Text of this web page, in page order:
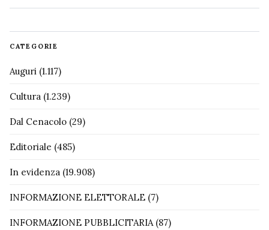
CATEGORIE
Auguri (1.117)
Cultura (1.239)
Dal Cenacolo (29)
Editoriale (485)
In evidenza (19.908)
INFORMAZIONE ELETTORALE (7)
INFORMAZIONE PUBBLICITARIA(87)